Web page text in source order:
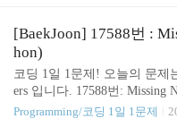
차 입력받은 IPv6 문자열을 :
우 -> 0으로만 이루어져 있는
한 개 이상 연속된 그룹을 하
변경한 경우 이므로 -> "0000"
스트의 길이를 8에서 빼고 +
리스트에 넣어줍니다. 이때 ::
[BaekJoon] 17588번 :
hon)
코딩 1일 1문제! 오늘의 문제
ers 입니다. 17588번: Missing
input contains a single integer
Programming/코딩 1일 1문제